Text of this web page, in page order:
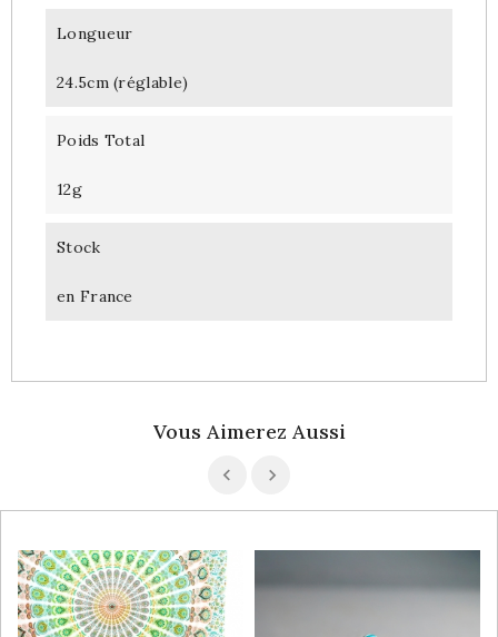
Longueur
24.5cm (réglable)
Poids Total
12g
Stock
en France
Vous Aimerez Aussi